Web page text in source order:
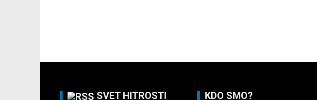
SVET HITROSTI KDO SMO?